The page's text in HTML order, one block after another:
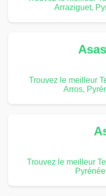
Arraziguet,
Trouvez le meilleur
Arros,
Trouvez le meilleur